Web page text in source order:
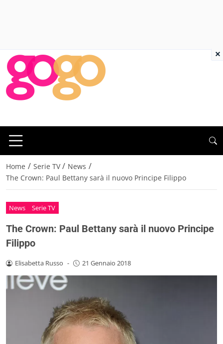
Home / Serie TV / News /
The Crown: Paul Bettany sarà il nuovo Principe Filippo
News Serie TV
The Crown: Paul Bettany sarà il nuovo Principe
Filippo
Elisabetta Russo - 21 Gennaio 2018
×